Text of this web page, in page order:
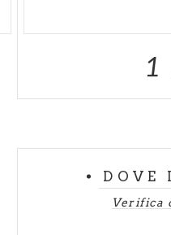
1
DOVE
Verifica